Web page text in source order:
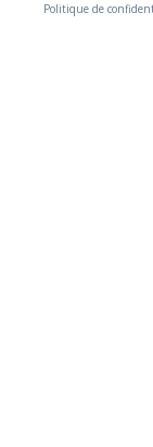
Politique de